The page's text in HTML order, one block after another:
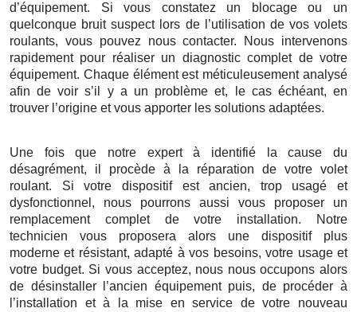
d’équipement. Si vous constatez un blocage ou un
quelconque bruit suspect lors de l’utilisation de vos volets
roulants, vous pouvez nous contacter. Nous intervenons
rapidement pour réaliser un diagnostic complet de votre
équipement. Chaque élément est méticuleusement analysé
afin de voir s’il y a un problème et, le cas échéant, en
trouver l’origine et vous apporter les solutions adaptées.
Une fois que notre expert à identifié la cause du
désagrément, il procède à la réparation de votre volet
roulant. Si votre dispositif est ancien, trop usagé et
dysfonctionnel, nous pourrons aussi vous proposer un
remplacement complet de votre installation. Notre
technicien vous proposera alors une dispositif plus
moderne et résistant, adapté à vos besoins, votre usage et
votre budget. Si vous acceptez, nous nous occupons alors
de désinstaller l’ancien équipement puis, de procéder à
l’installation et à la mise en service de votre nouveau